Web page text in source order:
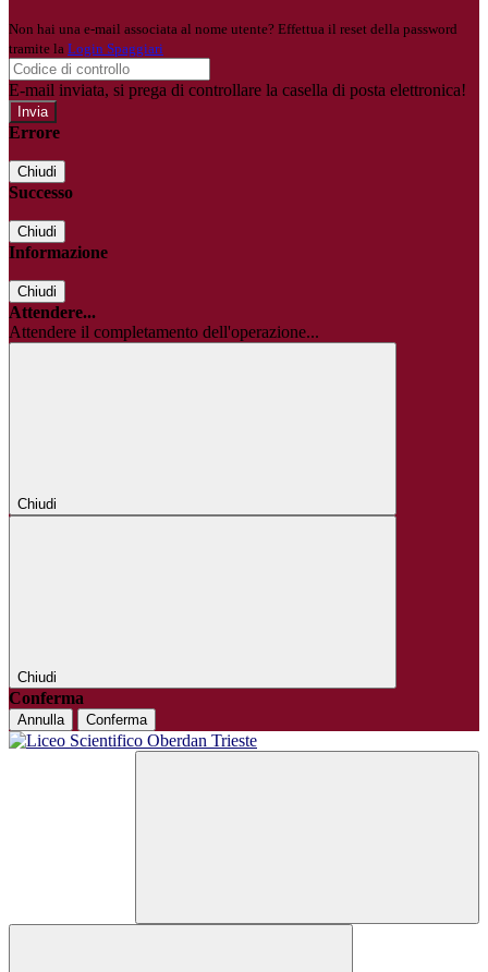
Non hai una e-mail associata al nome utente? Effettua il reset della password
tramite la Login Spaggiari
E-mail inviata, si prega di controllare la casella di posta elettronica!
Errore
Chiudi
Successo
Chiudi
Informazione
Chiudi
Attendere...
Attendere il completamento dell'operazione...
Chiudi
Chiudi
Conferma
Annulla Conferma